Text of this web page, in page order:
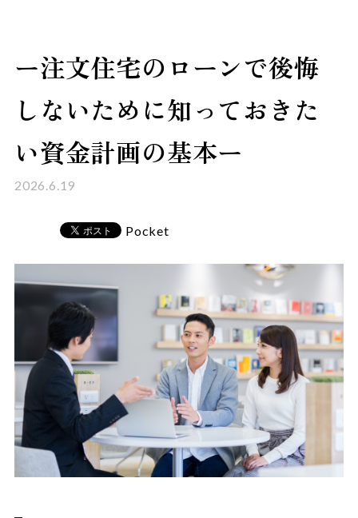
ー注文住宅のローンで後悔
しないために知っておきた
い資金計画の基本ー
2026.6.19
Pocket